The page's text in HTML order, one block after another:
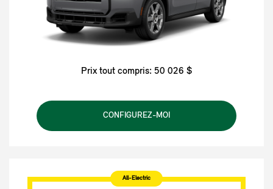
Prix tout compris: 50 026 $
CONFIGUREZ-MOI
All-Electric